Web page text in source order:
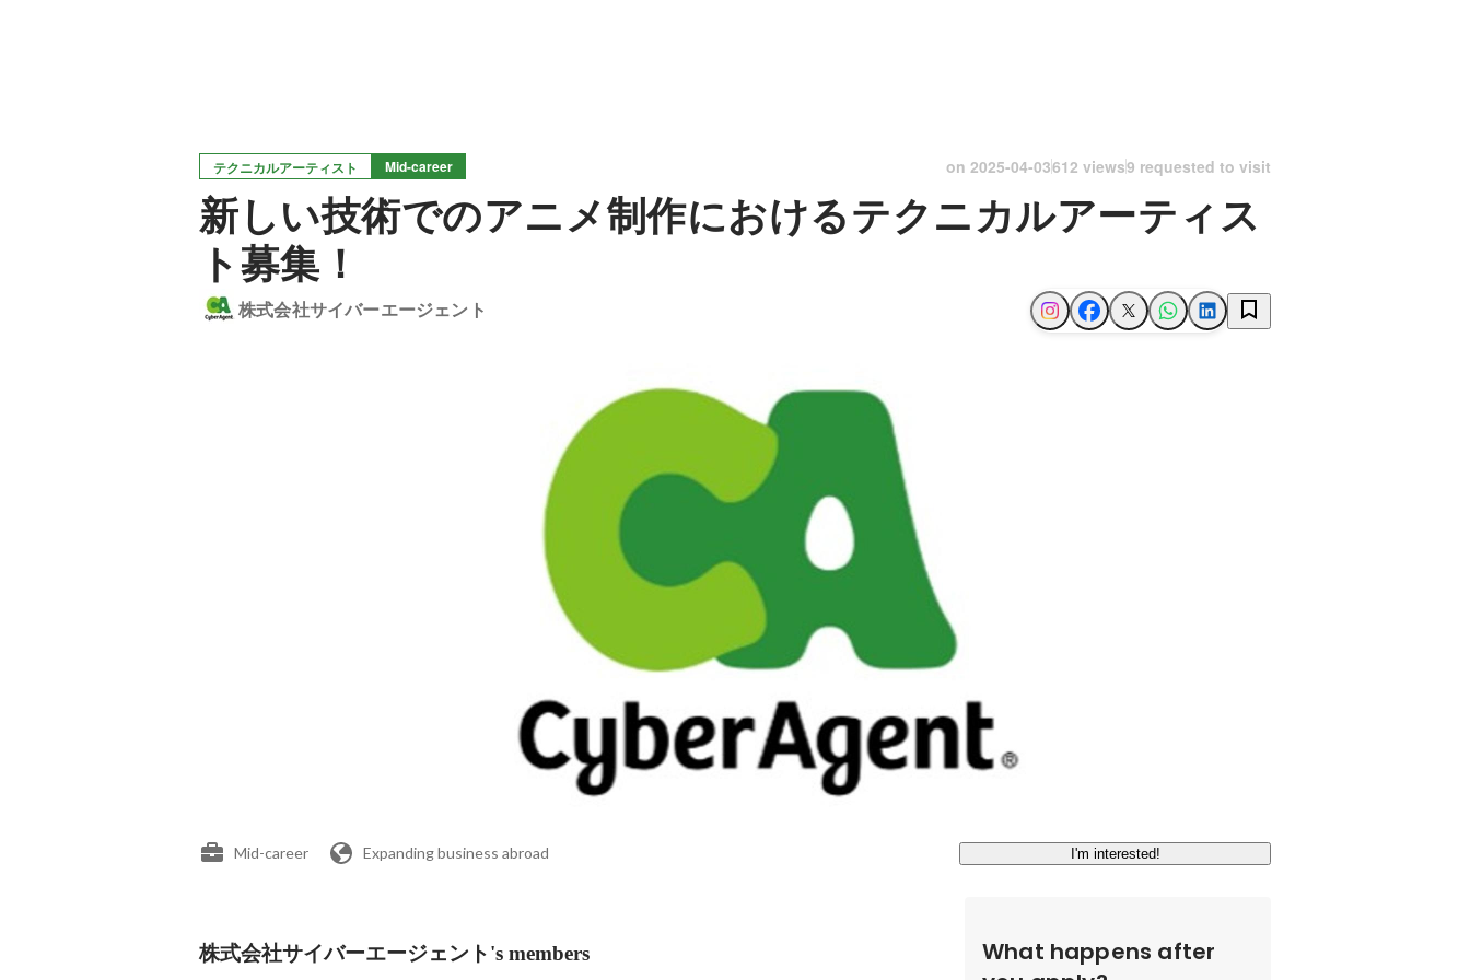
テクニカルアーティスト Mid-career on 2025-04-03612 views9 requested to visit
新しい技術でのアニメ制作におけるテクニカルアーティス
ト募集！
株式会社サイバーエージェント
Mid-career Expanding business abroad I'm interested!
株式会社サイバーエージェント's members
What happens after